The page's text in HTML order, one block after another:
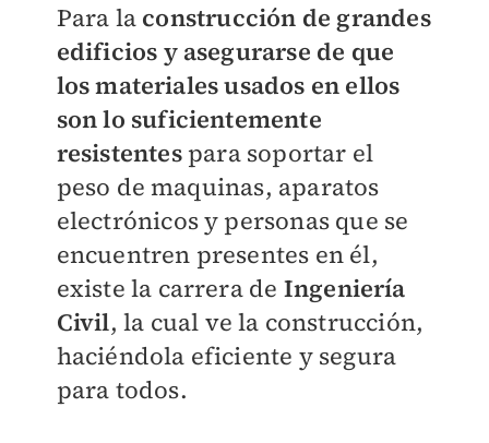
Para la construcción de grandes
edificios y asegurarse de que
los materiales usados en ellos
son lo suficientemente
resistentespara soportar el
peso de maquinas, aparatos
electrónicos y personas que se
encuentren presentes en él,
existe la carrera de Ingeniería
Civil, la cual ve la construcción,
haciéndola eficiente y segura
para todos.